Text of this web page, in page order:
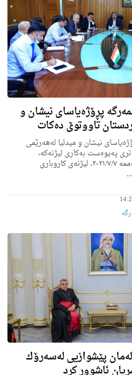
پڕۆژەیاسای نیشان و
تاووتوێ ده‌كات
نیشان و میدلیا لەھەرێمی
په‌یوه‌ست به‌كارى لیژنه‌كه‌،
پێشنیوەڕۆی ئەمڕۆ چوارشەممە ٢٠٢١/٧/٧، لیژنەی کاروباری
پێشوازیی له‌سه‌رۆك
ئاشوور كرد